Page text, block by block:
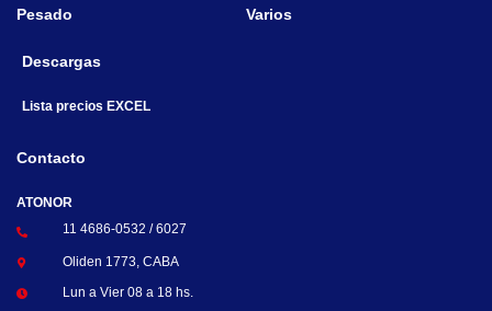
Pesado Varios
Descargas
Lista precios EXCEL
Contacto
ATONOR
11 4686-0532 / 6027
Oliden 1773, CABA
Lun a Vier 08 a 18 hs.